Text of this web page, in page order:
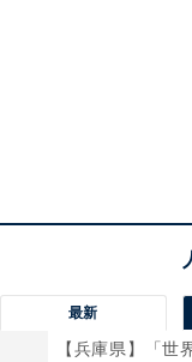
最新
【兵庫県】「世